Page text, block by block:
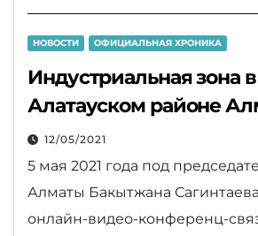
НОВОСТИ ОФИЦИАЛЬНАЯ ХРОНИКА
Индустриальная зона в
Алатауском районе
12/05/2021
5 мая 2021 года под
Алматы Бакытжана
онлайн-видео-конференц-